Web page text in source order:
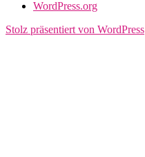
WordPress.org
Stolz präsentiert von WordPress